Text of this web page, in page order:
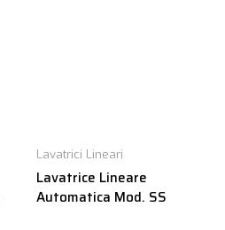
Lavatrici Lineari
Lavatrice Lineare
Automatica Mod. SS